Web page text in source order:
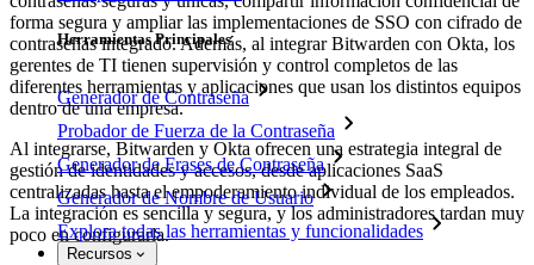
Herramientas Principales
Generador de Contraseña
Probador de Fuerza de la Contraseña
Generador de Frases de Contraseña
Generador de Nombre de Usuario
Explora todas las herramientas y funcionalidades
Recursos
forma segura y ampliar las implementaciones de SSO con cifrado de
contraseñas integrado. Además, al integrar Bitwarden con Okta, los
gerentes de TI tienen supervisión y control completos de las
diferentes herramientas y aplicaciones que usan los distintos equipos
dentro de una empresa.
Al integrarse, Bitwarden y Okta ofrecen una estrategia integral de
gestión de identidades y accesos, desde aplicaciones SaaS
centralizadas hasta el empoderamiento individual de los empleados.
La integración es sencilla y segura, y los administradores tardan muy
poco en configurarla.